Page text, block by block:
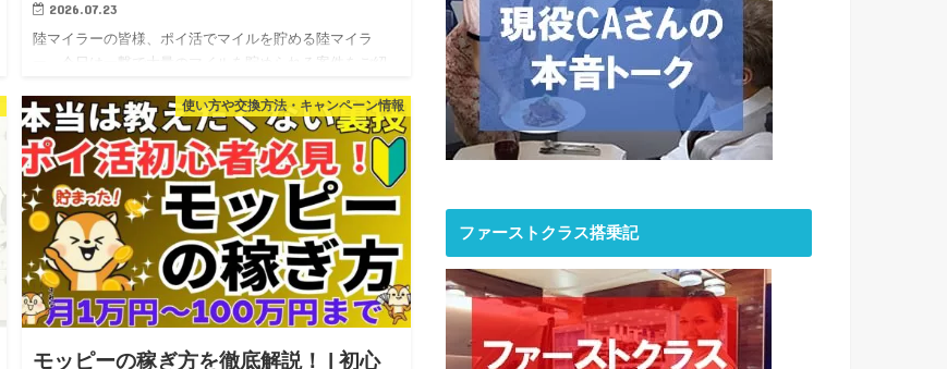
2026.07.23
陸マイラーの皆様、ポイ活でマイルを貯める陸マイラ
ー、今日は一撃で大量のマイルを貯められる案件をご紹
をご存じですが？なんと光回線をお得に利用できて現金
相当のポイントが…
使い方や交換方法・キャンペーン情報
モッピーの稼ぎ方を徹底解説！ | 初心
ファーストクラス搭乗記